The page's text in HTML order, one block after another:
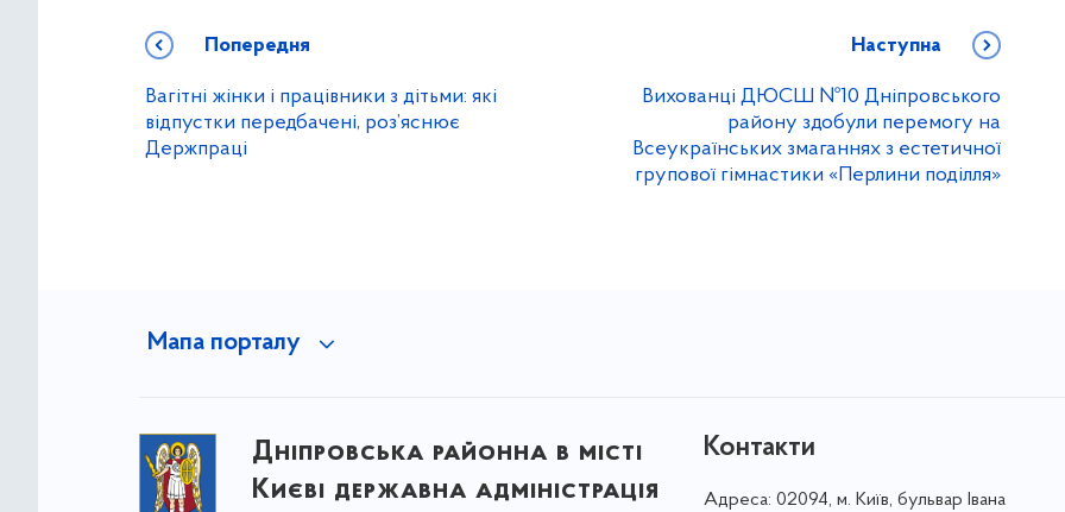
Попередня
Вагітні жінки і працівники з дітьми: які
відпустки передбачені, роз’яснює
Держпраці
Наступна
Вихованці ДЮСШ №10 Дніпровського
району здобули перемогу на
Всеукраїнських змаганнях з естетичної
групової гімнастики «Перлини поділля»
Мапа порталу
Дніпровська районна в місті
Києві державна адміністрація
Контакти
Адреса: 02094, м. Київ, бульвар Івана